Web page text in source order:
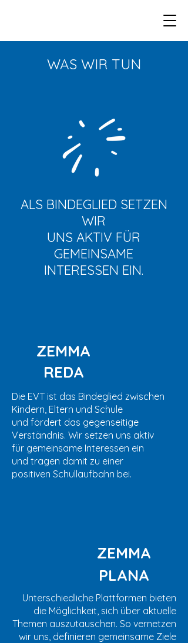
WAS WIR TUN
ALS BINDEGLIED SETZEN
WIR
UNS AKTIV FÜR
GEMEINSAME
INTERESSEN EIN.
ZEMMA
REDA
Die EVT ist das Bindeglied zwischen
Kindern, Eltern und Schule
und fördert das gegenseitige
Verständnis. Wir setzen uns aktiv
für gemeinsame Interessen ein
und tragen damit zu einer
positiven Schullaufbahn bei.
Unterschiedliche Plattformen bieten
die Möglichkeit, sich über aktuelle
Themen auszutauschen. So vernetzen
wir uns, definieren gemeinsame Ziele
ZEMMA
PLANA